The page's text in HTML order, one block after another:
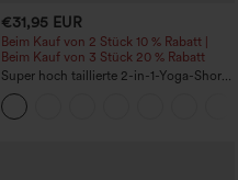
€31,95 EUR
Beim Kauf von 2 Stück 10 % Rabatt |
Beim Kauf von 3 Stück 20 % Rabatt
Super hoch taillierte 2-in-1-Yoga-Shorts
mit Gesäßtasche und Seitentasche-
längere Länge